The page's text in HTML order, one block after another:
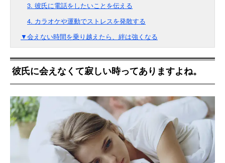
3. 彼氏に電話をしたいことを伝える
4. カラオケや運動でストレスを発散する
▼会えない時間を乗り越えたら、絆は強くなる
彼氏に会えなくて寂しい時ってありますよね。